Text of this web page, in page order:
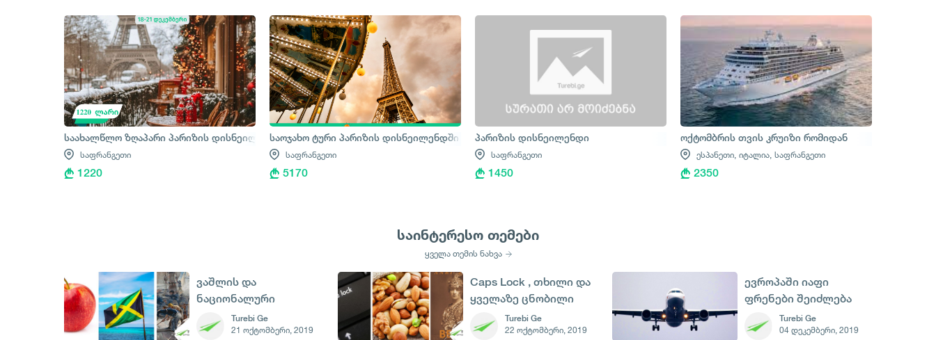
საახალწლო ზღაპარი პარიზის დისნეილენდში
საფრანგეთი
1220
საოჯახო ტური პარიზის დისნეილენდში
საფრანგეთი
5170
პარიზის დისნეილენდი
საფრანგეთი
1450
ოქტომბრის თვის კრუიზი რომიდან
ესპანეთი, იტალია, საფრანგეთი
2350
საინტერესო თემები
ყველა თემის ნახვა
ვაშლის და
ნაციონალური
გმირების დღე - 21
ოქტომბერი
Turebi Ge
21 ოქტომბერი, 2019
Caps Lock , თხილი და
ყველაზე ცნობილი
მსახიობი ქალი - 22
ოქტომბერი
Turebi Ge
22 ოქტომბერი, 2019
ევროპაში იაფი
ფრენები შეიძლება
გაქრეს?!Turebi Ge
04 დეკემბერი, 2019